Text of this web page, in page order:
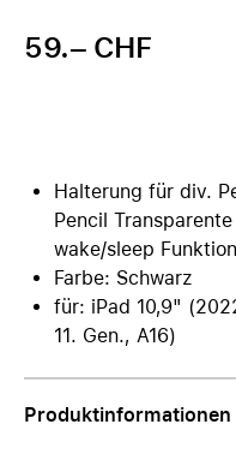
59.– CHF
Halterung für div.
Pencil
wake/sleep
Farbe: Schwarz
für: iPad 10,9"
11. Gen., A16)
Produktinformationen